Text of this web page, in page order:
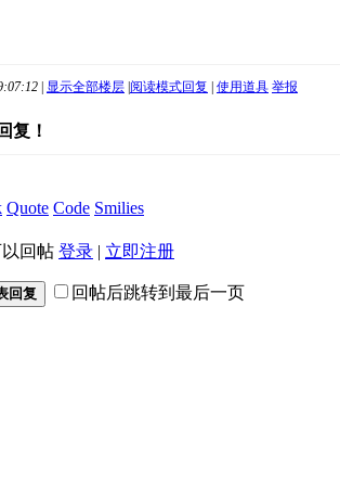
| 显示全部楼层 |阅读模式回复 | 使用道具 举报
复！
Quote Code Smilies
回帖 登录 | 立即注册
回复 回帖后跳转到最后一页